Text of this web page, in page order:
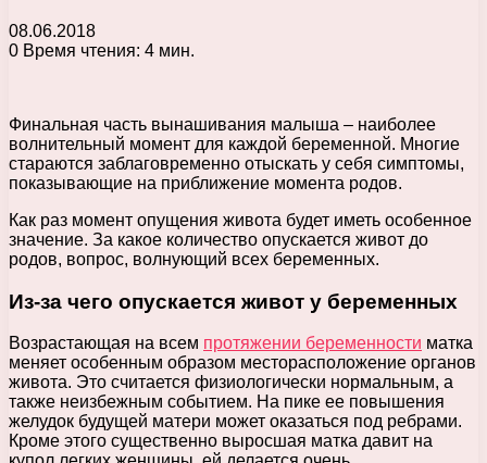
08.06.2018
0 Время чтения: 4 мин.
Финальная часть вынашивания малыша – наиболее
волнительный момент для каждой беременной. Многие
стараются заблаговременно отыскать у себя симптомы,
показывающие на приближение момента родов.
Как раз момент опущения живота будет иметь особенное
значение. За какое количество опускается живот до
родов, вопрос, волнующий всех беременных.
Из-за чего опускается живот у беременных
Возрастающая на всем протяжении беременности матка
меняет особенным образом месторасположение органов
живота. Это считается физиологически нормальным, а
также неизбежным событием. На пике ее повышения
желудок будущей матери может оказаться под ребрами.
Кроме этого существенно выросшая матка давит на